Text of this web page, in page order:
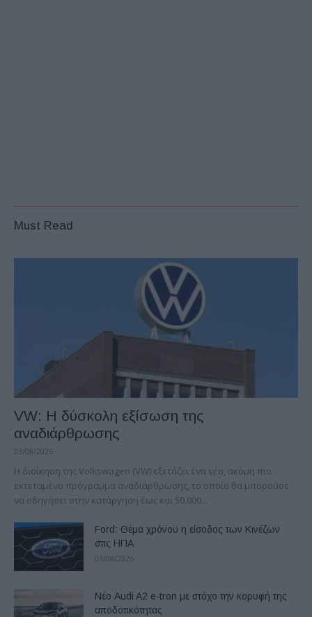
Must Read
VW: Η δύσκολη εξίσωση της
αναδιάρθρωσης
03/08/2026
Η διοίκηση της Volkswagen (VW) εξετάζει ένα νέο, ακόμη πιο
εκτεταμένο πρόγραμμα αναδιάρθρωσης, το οποίο θα μπορούσε
να οδηγήσει στην κατάργηση έως και 50.000...
Ford: Θέμα χρόνου η είσοδος των Κινέζων
στις ΗΠΑ
03/08/2026
Νέο Audi A2 e-tron με στόχο την κορυφή της
αποδοτικότητας